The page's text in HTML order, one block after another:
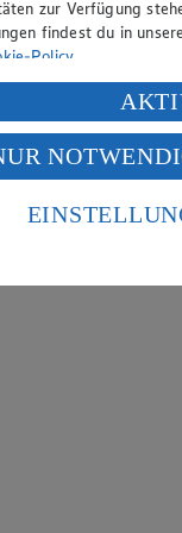
zur Verfügung
findest du in
Policy.
klickst, willigst du
in den USA
Standards nicht
US-amerikanische